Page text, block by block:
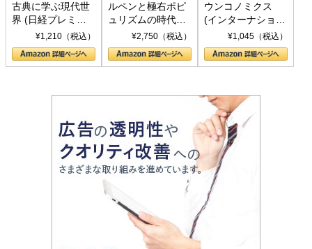
古典に学ぶ現代世
界 (日経プレミア
シリーズ)¥1,210（税込）
ルペンと極右ポピ
ュリズムの時代：
〈ヤヌス〉の二つ
の顔
¥2,750（税込）
ウンコノミクス
(インターナショナ
ル新書)¥1,045（税込）